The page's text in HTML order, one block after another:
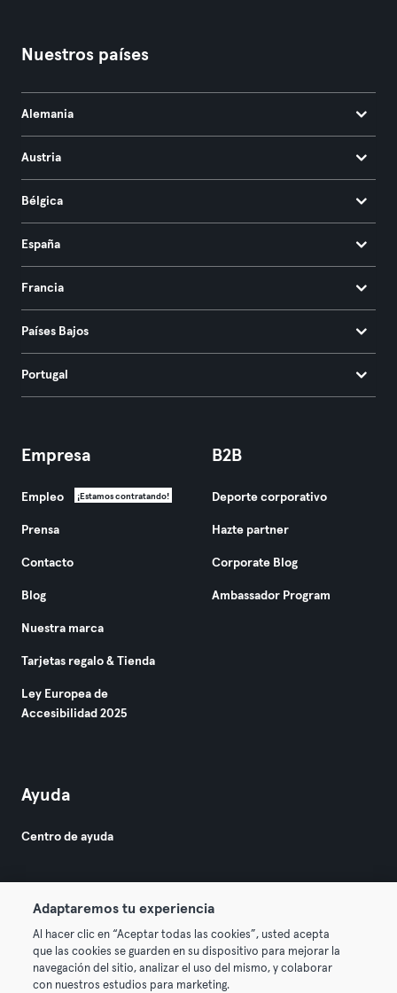
Nuestros países
Alemania
Austria
Bélgica
España
Francia
Países Bajos
Portugal
Empresa
Empleo ¡Estamos contratando!
Prensa
Contacto
Blog
Nuestra marca
Tarjetas regalo & Tienda
Ley Europea de
Accesibilidad 2025
B2B
Deporte corporativo
Hazte partner
Corporate Blog
Ambassador Program
Ayuda
Centro de ayuda
© 2026 Urban Sports Group GmbH. All rights reserved.
Términos y condiciones Privacidad
Adaptaremos tu experiencia
Al hacer clic en “Aceptar todas las cookies”, usted acepta
que las cookies se guarden en su dispositivo para mejorar la
navegación del sitio, analizar el uso del mismo, y colaborar
con nuestros estudios para marketing.